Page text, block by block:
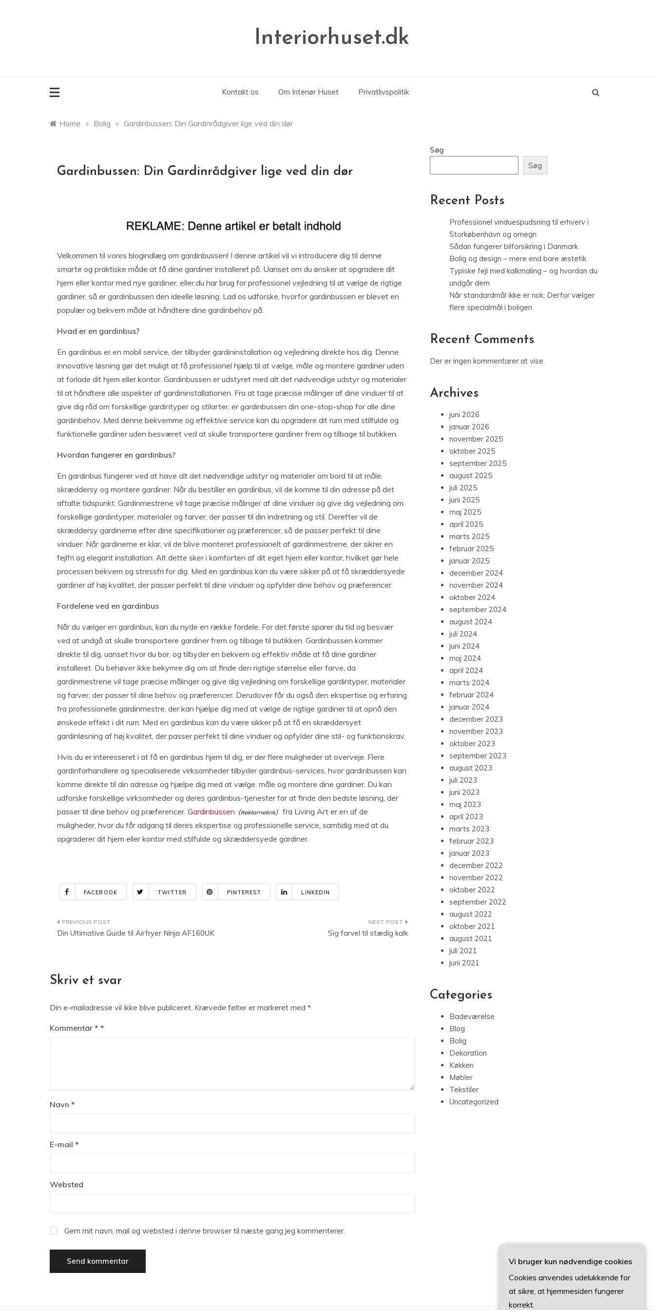
Interiorhuset.dk
Kontakt os Om Interiør Huset Privatlivspolitik
Home » Bolig » Gardinbussen: Din Gardinrådgiver lige ved din dør
Gardinbussen: Din Gardinrådgiver lige ved din dør
Velkommen til vores blogindlæg om gardinbussen! I denne artikel vil vi introducere dig til denne
smarte og praktiske måde at få dine gardiner installeret på. Uanset om du ønsker at opgradere dit
hjem eller kontor med nye gardiner, eller du har brug for professionel vejledning til at vælge de rigtige
gardiner, så er gardinbussen den ideelle løsning. Lad os udforske, hvorfor gardinbussen er blevet en
populær og bekvem måde at håndtere dine gardinbehov på.
Hvad er en gardinbus?
En gardinbus er en mobil service, der tilbyder gardininstallation og vejledning direkte hos dig. Denne
innovative løsning gør det muligt at få professionel hjælp til at vælge, måle og montere gardiner uden
at forlade dit hjem eller kontor. Gardinbussen er udstyret med alt det nødvendige udstyr og materialer
til at håndtere alle aspekter af gardininstallationen. Fra at tage præcise målinger af dine vinduer til at
give dig råd om forskellige gardintyper og stilarter, er gardinbussen din one-stop-shop for alle dine
gardinbehov. Med denne bekvemme og effektive service kan du opgradere dit rum med stilfulde og
funktionelle gardiner uden besværet ved at skulle transportere gardiner frem og tilbage til butikken.
Hvordan fungerer en gardinbus?
En gardinbus fungerer ved at have alt det nødvendige udstyr og materialer om bord til at måle,
skræddersy og montere gardiner. Når du bestiller en gardinbus, vil de komme til din adresse på det
aftalte tidspunkt. Gardinmestrene vil tage præcise målinger af dine vinduer og give dig vejledning om
forskellige gardintyper, materialer og farver, der passer til din indretning og stil. Derefter vil de
skræddersy gardinerne efter dine specifikationer og præferencer, så de passer perfekt til dine
vinduer. Når gardinerne er klar, vil de blive monteret professionelt af gardinmestrene, der sikrer en
fejlfri og elegant installation. Alt dette sker i komforten af dit eget hjem eller kontor, hvilket gør hele
processen bekvem og stressfri for dig. Med en gardinbus kan du være sikker på at få skræddersyede
gardiner af høj kvalitet, der passer perfekt til dine vinduer og opfylder dine behov og præferencer.
Fordelene ved en gardinbus
Når du vælger en gardinbus, kan du nyde en række fordele. For det første sparer du tid og besvær
ved at undgå at skulle transportere gardiner frem og tilbage til butikken. Gardinbussen kommer
direkte til dig, uanset hvor du bor, og tilbyder en bekvem og effektiv måde at få dine gardiner
installeret. Du behøver ikke bekymre dig om at finde den rigtige størrelse eller farve, da
gardinmestrene vil tage præcise målinger og give dig vejledning om forskellige gardintyper, materialer
og farver, der passer til dine behov og præferencer. Derudover får du også den ekspertise og erfaring
fra professionelle gardinmestre, der kan hjælpe dig med at vælge de rigtige gardiner til at opnå den
ønskede effekt i dit rum. Med en gardinbus kan du være sikker på at få en skræddersyet
gardinløsning af høj kvalitet, der passer perfekt til dine vinduer og opfylder dine stil- og funktionskrav.
Hvis du er interesseret i at få en gardinbus hjem til dig, er der flere muligheder at overveje. Flere
gardinforhandlere og specialiserede virksomheder tilbyder gardinbus-services, hvor gardinbussen kan
komme direkte til din adresse og hjælpe dig med at vælge, måle og montere dine gardiner. Du kan
udforske forskellige virksomheder og deres gardinbus-tjenester for at finde den bedste løsning, der
passer til dine behov og præferencer. Gardinbussen
fra Living Art er en af de
muligheder, hvor du får adgang til deres ekspertise og professionelle service, samtidig med at du
opgraderer dit hjem eller kontor med stilfulde og skræddersyede gardiner.
FACEBOOK TWITTER PINTEREST LINKEDIN
Indlægsnavigation
Din Ultimative Guide til Airfryer Ninja AF160UK Sig farvel til stædig kalk
Skriv et svar
Din e-mailadresse vil ikke blive publiceret. Krævede felter er markeret med *
Kommentar *
Navn *
E-mail *
Websted
Gem mit navn, mail og websted i denne browser til næste gang jeg kommenterer.
Søg
Søg
Recent Posts
Professionel vinduespudsning til erhverv i
Storkøbenhavn og omegn
Sådan fungerer bilforsikring i Danmark
Bolig og design – mere end bare æstetik
Typiske fejl med kalkmaling – og hvordan du
undgår dem
Når standardmål ikke er nok: Derfor vælger
flere specialmål i boligen
Recent Comments
Der er ingen kommentarer at vise.
Archives
juni 2026
januar 2026
november 2025
oktober 2025
september 2025
august 2025
juli 2025
juni 2025
maj 2025
april 2025
marts 2025
februar 2025
januar 2025
december 2024
november 2024
oktober 2024
september 2024
august 2024
juli 2024
juni 2024
maj 2024
april 2024
marts 2024
februar 2024
januar 2024
december 2023
november 2023
oktober 2023
september 2023
august 2023
juli 2023
juni 2023
maj 2023
april 2023
marts 2023
februar 2023
januar 2023
december 2022
november 2022
oktober 2022
september 2022
august 2022
oktober 2021
august 2021
juli 2021
juni 2021
Categories
Badeværelse
Blog
Bolig
Dekoration
Køkken
Møbler
Tekstiler
Uncategorized
Vi bruger kun nødvendige cookies
Cookies anvendes udelukkende for
at sikre, at hjemmesiden fungerer
korrekt.